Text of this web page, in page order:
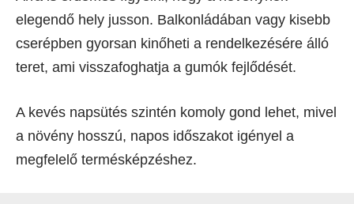
elegendő hely jusson. Balkonládában vagy kisebb
cserépben gyorsan kinőheti a rendelkezésére álló
teret, ami visszafoghatja a gumók fejlődését.
A kevés napsütés szintén komoly gond lehet, mivel
a növény hosszú, napos időszakot igényel a
megfelelő termésképzéshez.